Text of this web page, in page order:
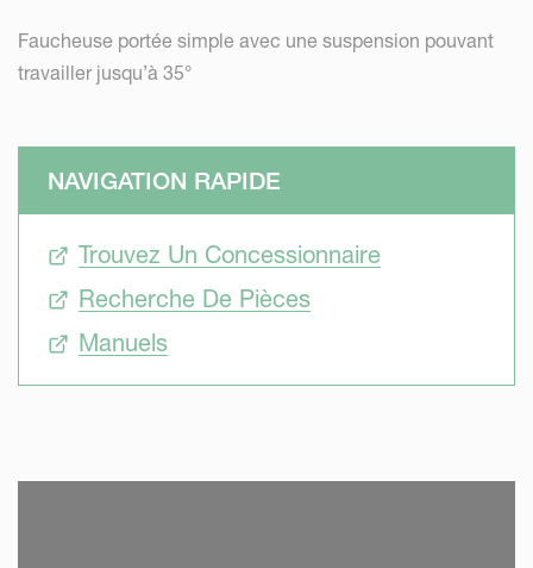
Faucheuse portée simple avec une suspension pouvant
travailler jusqu’à 35°
NAVIGATION RAPIDE
Trouvez Un Concessionnaire
Recherche De Pièces
Manuels